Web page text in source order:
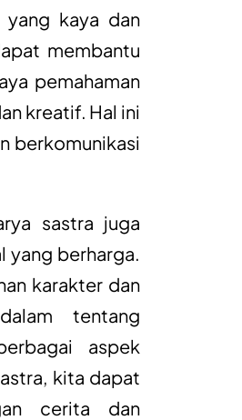
yang kaya dan
membantu
pemahaman
kreatif. Hal ini
berkomunikasi
sastra juga
yang berharga.
karakter dan
tentang
aspek
kita dapat
cerita dan